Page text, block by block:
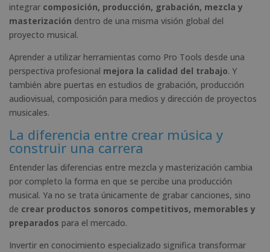
integrar composición, producción, grabación, mezcla y
masterización dentro de una misma visión global del
proyecto musical.
Aprender a utilizar herramientas como Pro Tools desde una
perspectiva profesional mejora la calidad del trabajo. Y
también abre puertas en estudios de grabación, producción
audiovisual, composición para medios y dirección de proyectos
musicales.
La diferencia entre crear música y
construir una carrera
Entender las diferencias entre mezcla y masterización cambia
por completo la forma en que se percibe una producción
musical. Ya no se trata únicamente de grabar canciones, sino
de crear productos sonoros competitivos, memorables y
preparados para el mercado.
Invertir en conocimiento especializado significa transformar